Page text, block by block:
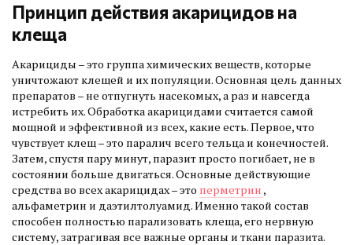
Принцип действия акарицидов на
клеща
Акарициды – это группа химических веществ, которые
уничтожают клещей и их популяции. Основная цель данных
препаратов – не отпугнуть насекомых, а раз и навсегда
истребить их. Обработка акарицидами считается самой
мощной и эффективной из всех, какие есть. Первое, что
чувствует клещ – это паралич всего тельца и конечностей.
Затем, спустя пару минут, паразит просто погибает, не в
состоянии больше двигаться. Основные действующие
средства во всех акарицидах – это перметрин ,
альфаметрин и даэтилтолуамид. Именно такой состав
способен полностью парализовать клеща, его нервную
систему, затрагивая все важные органы и ткани паразита.